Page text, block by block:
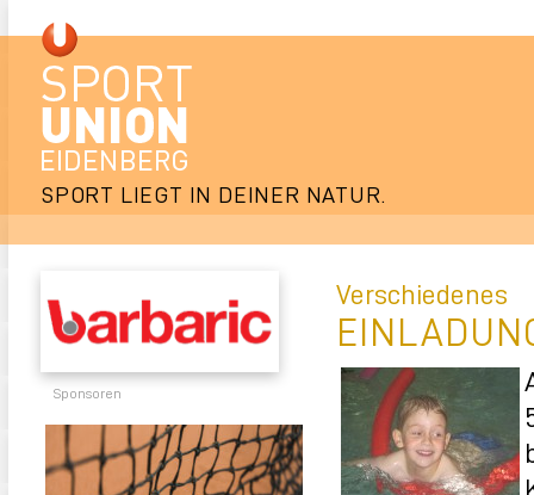
SPORT LIEGT IN DEINER NATUR.
Sponsoren
Verschiedenes